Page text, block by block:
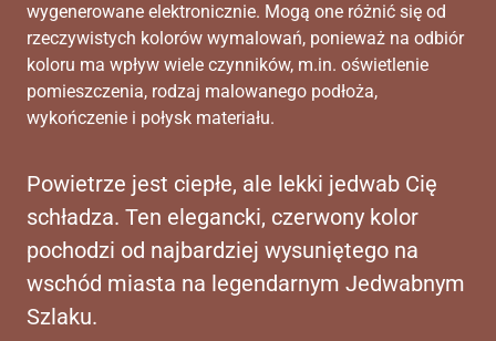
wygenerowane elektronicznie. Mogą one różnić się od
rzeczywistych kolorów wymalowań, ponieważ na odbiór
koloru ma wpływ wiele czynników, m.in. oświetlenie
pomieszczenia, rodzaj malowanego podłoża,
wykończenie i połysk materiału.
Powietrze jest ciepłe, ale lekki jedwab Cię
schładza. Ten elegancki, czerwony kolor
pochodzi od najbardziej wysuniętego na
wschód miasta na legendarnym Jedwabnym
Szlaku.